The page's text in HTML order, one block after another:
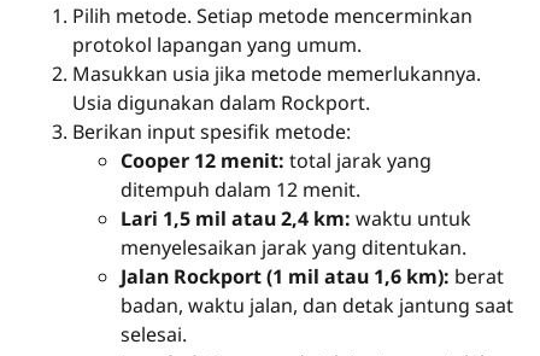
Pilih metode. Setiap metode mencerminkan
protokol lapangan yang umum.
Masukkan usia jika metode memerlukannya.
Usia digunakan dalam Rockport.
Berikan input spesifik metode:
Cooper 12 menit: total jarak yang
ditempuh dalam 12 menit.
Lari 1,5 mil atau 2,4 km: waktu untuk
menyelesaikan jarak yang ditentukan.
Jalan Rockport (1 mil atau 1,6 km): berat
badan, waktu jalan, dan detak jantung saat
selesai.